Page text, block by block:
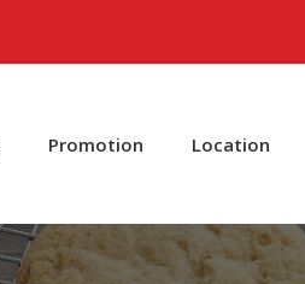
Promotion Location